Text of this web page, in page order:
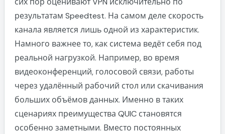
результатам Speedtest. На самом деле скорость
канала является лишь одной из характеристик.
Намного важнее то, как система ведёт себя под
реальной нагрузкой. Например, во время
видеоконференций, голосовой связи, работы
через удалённый рабочий стол или скачивания
больших объёмов данных. Именно в таких
сценариях преимущества QUIC становятся
особенно заметными. Вместо постоянных